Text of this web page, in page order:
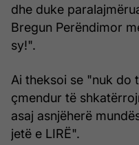
dhe duke
Bregun Perëndimor
sy!".
Ai theksoi se "nuk do
çmendur të
asaj asnjëherë
jetë e LIRË".